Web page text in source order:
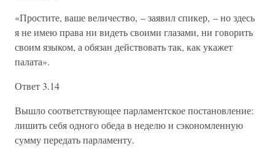
«Простите, ваше величество, – заявил спикер, – но здесь
я не имею права ни видеть своими глазами, ни говорить
своим языком, а обязан действовать так, как укажет
палата».
Ответ 3.14
Вышло соответствующее парламентское постановление:
лишить себя одного обеда в неделю и сэкономленную
сумму передать парламенту.